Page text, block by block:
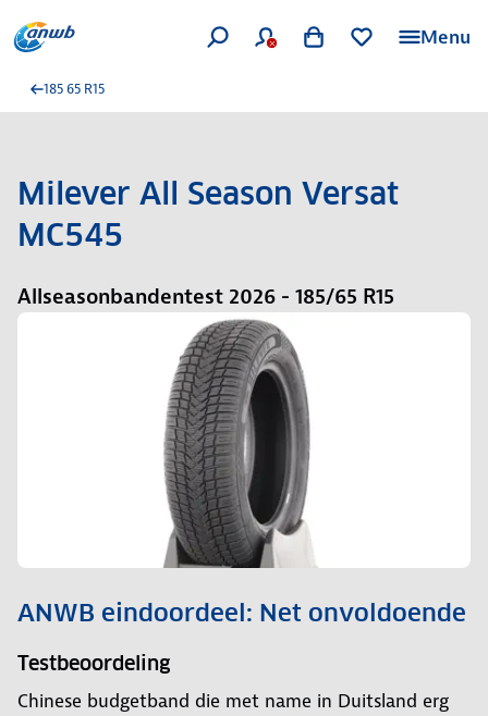
Menu
185 65 R15
Milever All Season Versat
MC545
Allseasonbandentest 2026 - 185/65 R15
ANWB eindoordeel: Net onvoldoende
Testbeoordeling
Chinese budgetband die met name in Duitsland erg